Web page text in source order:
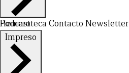
Hemeroteca Contacto Newsletter
Podcast
Impreso